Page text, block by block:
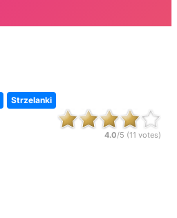
Strzelanki
4.0/5 (11 votes)